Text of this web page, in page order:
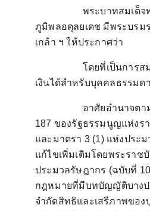
พระบาทสมเด็จพร
ภูมิพลอดุลยเดช มีพระบรม
เกล้า ฯ ให้ประกาศว่า
โดยที่เป็นการสมคว
เงินได้สำหรับบุคคลธรรมดา
อาศัยอำนาจตามค
187 ของรัฐธรรมนูญแห่งร
และมาตรา 3 (1) แห่งประ
แก้ไขเพิ่มเติมโดยพระราช
ประมวลรัษฎากร (ฉบับที่
กฎหมายที่มีบทบัญญัติบางป
จำกัดสิทธิและเสรีภาพของ